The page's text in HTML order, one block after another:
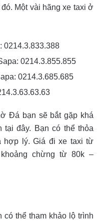
Một vài hãng xe taxi ở
0214.3.833.388
0214.3.855.855
0214.3.685.685
Đá bạn sẽ bắt gặp khá
tại đây. Bạn có thể thỏa
hợp lý. Giá đi xe taxi từ
chừng từ 80k –
có thể tham khảo lộ trình